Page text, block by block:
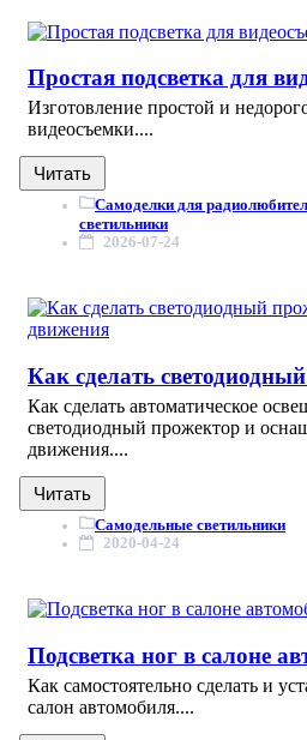
Простая подсветка для
Изготовление простой и
видеосъемки....
Читать
Самоделки для
светильники
2026-07-24
Как сделать автоматическое
светодиодный прожектор и
движения....
Читать
Самодельные светильники
2020-04-24
Подсветка ног в салоне
Как самостоятельно сделать и
салон автомобиля....